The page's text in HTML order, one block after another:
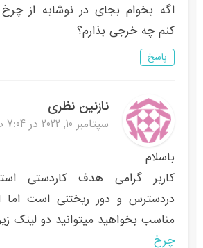
اگه بخوام بجای در نوشابه از چرخ
کنم چه خرجی بذارم؟
پاسخ
نازنین نظری
سپتامبر 10, 2022 در 7:04 ب.ظ
باسلام
کاربر گرامی هدف کاردستی
دردسترس و دور ریختنی است اما
مناسب بخواهید میتوانید دو لینک
چرخ